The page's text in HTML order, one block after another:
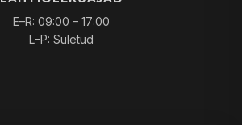
E–R: 09:00 – 17:00
L–P: Suletud